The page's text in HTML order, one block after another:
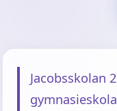
Jacobsskolan